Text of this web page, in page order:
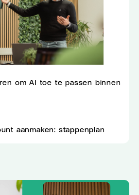
om AI toe te passen binnen
aanmaken: stappenplan